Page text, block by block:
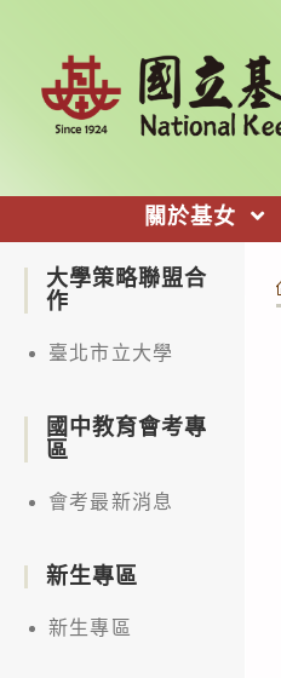
關於基女
大學策略聯盟合
作
臺北市立大學
國中教育會考專
區
會考最新消息
新生專區
新生專區